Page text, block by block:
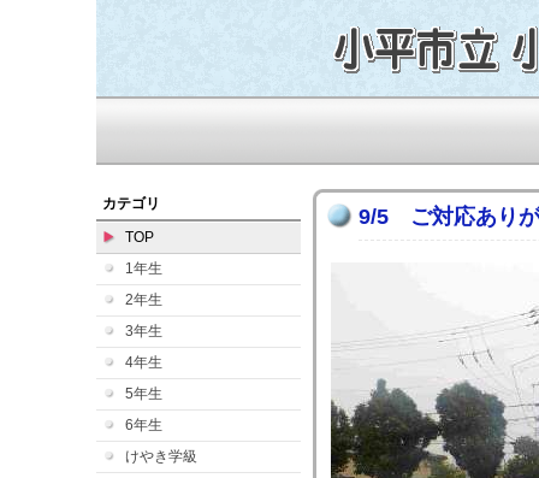
カテゴリ
TOP
1年生
2年生
3年生
4年生
5年生
6年生
けやき学級
9/5 ご対応あり